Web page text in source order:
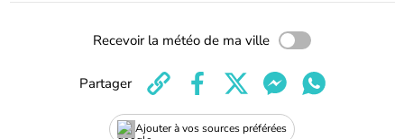
Recevoir la météo de ma ville
Ajouter à vos sources préférées
Partager